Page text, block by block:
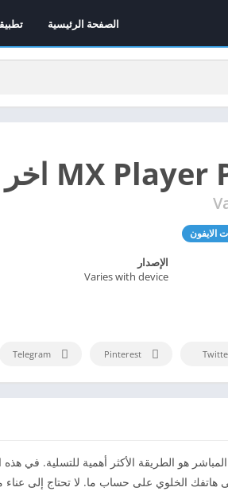
الصفحة الرئيسية
الايفون
الإصدار
Varies with device
Pinterest
Telegram
هو الطريقة الأكثر أهمية للتسلية. في
الخلوي على حساب ما. لا تحتاج إلى عناء